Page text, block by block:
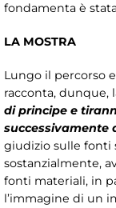
fondamenta è
LA MOSTRA
Lungo il percorso
racconta, dunque,
di principe e
successivamente
giudizio sulle fonti
sostanzialmente,
fonti materiali, in
l’immagine di un